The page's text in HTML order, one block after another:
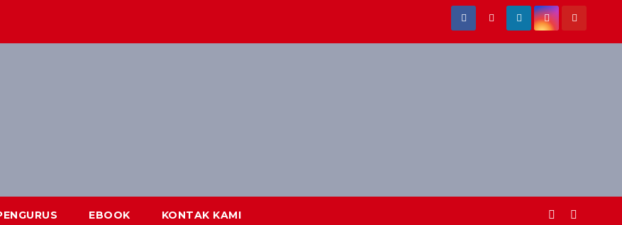
EBOOK KONTAK KAMI